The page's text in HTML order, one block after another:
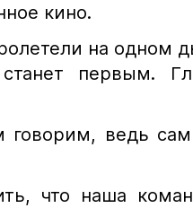
кино.
на одном
первым.
ведь
что наша